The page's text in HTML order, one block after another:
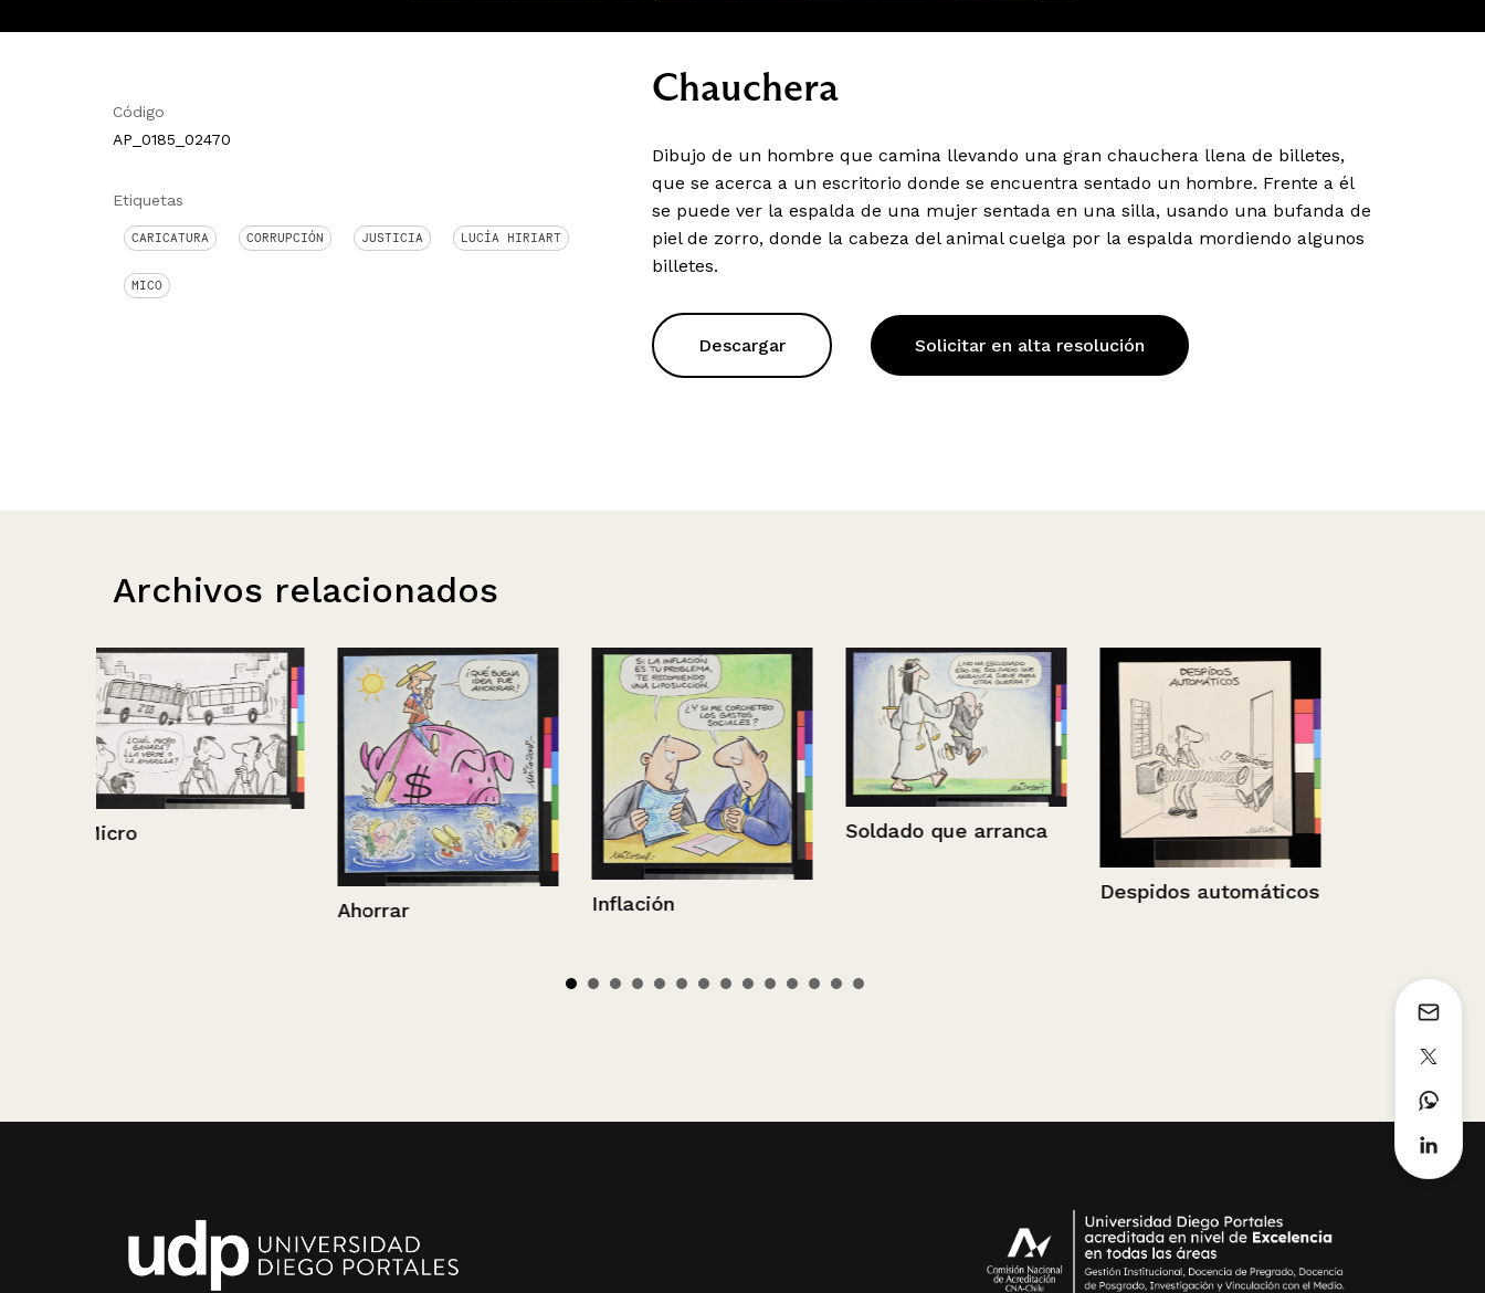
Código
AP_0185_02470
Etiquetas
CARICATURA CORRUPCIÓN JUSTICIA LUCÍA HIRIART
MICO
Chauchera
Dibujo de un hombre que camina llevando una gran chauchera llena de billetes,
que se acerca a un escritorio donde se encuentra sentado un hombre. Frente a él
se puede ver la espalda de una mujer sentada en una silla, usando una bufanda de
piel de zorro, donde la cabeza del animal cuelga por la espalda mordiendo algunos
billetes.
Descargar Solicitar en alta resolución
Archivos relacionados
Inflación
Soldado que arranca
Muralla con retrato